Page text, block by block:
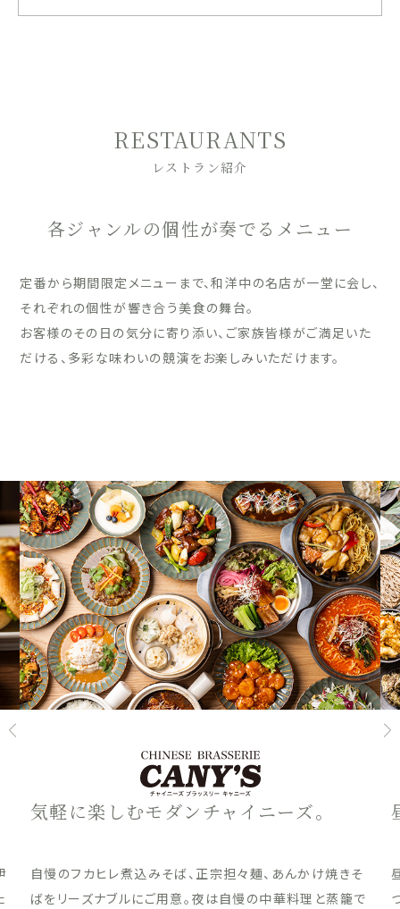
RESTAURANTS
レストラン紹介
各ジャンルの個性が奏でるメニュー
定番から期間限定メニューまで、和洋中の名店が一堂に会し、
それぞれの個性が響き合う美食の舞台。
お客様のその日の気分に寄り添い、ご家族皆様がご満足いた
だける、多彩な味わいの競演をお楽しみいただけます。
気軽に楽しむモダンチャイニーズ。
自慢のフカヒレ煮込みそば、正宗担々麺、あんかけ焼きそ
ばをリーズナブルにご用意。夜は自慢の中華料理と蒸籠で